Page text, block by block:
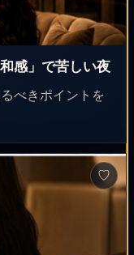
感」で苦しい夜
べきポイントを
♡